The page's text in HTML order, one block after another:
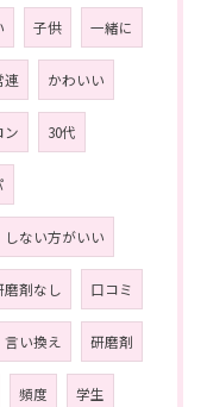
子供 一緒に
連 かわいい
ン 30代
しない方がいい
磨剤なし 口コミ
言い換え 研磨剤
頻度 学生